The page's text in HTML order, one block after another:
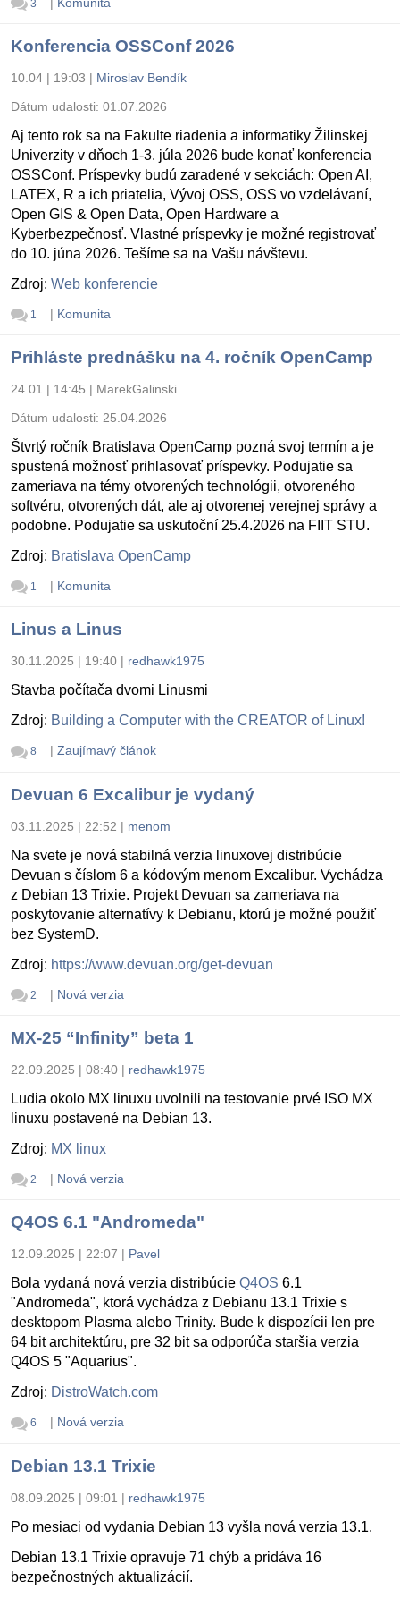
3
Konferencia OSSConf 2026
10.04 | 19:03 | Miroslav Bendík
Dátum udalosti: 01.07.2026
Aj tento rok sa na Fakulte riadenia a informatiky Žilinskej
Univerzity v dňoch 1-3. júla 2026 bude konať konferencia
OSSConf. Príspevky budú zaradené v sekciách: Open AI,
LATEX, R a ich priatelia, Vývoj OSS, OSS vo vzdelávaní,
Open GIS & Open Data, Open Hardware a
Kyberbezpečnosť. Vlastné príspevky je možné registrovať
do 10. júna 2026. Tešíme sa na Vašu návštevu.
Zdroj: Web konferencie
1 | Komunita
Prihláste prednášku na 4. ročník OpenCamp
24.01 | 14:45 | MarekGalinski
Dátum udalosti: 25.04.2026
Štvrtý ročník Bratislava OpenCamp pozná svoj termín a je
spustená možnosť prihlasovať príspevky. Podujatie sa
zameriava na témy otvorených technológii, otvoreného
softvéru, otvorených dát, ale aj otvorenej verejnej správy a
podobne. Podujatie sa uskutoční 25.4.2026 na FIIT STU.
Zdroj: Bratislava OpenCamp
1 | Komunita
Linus a Linus
30.11.2025 | 19:40 | redhawk1975
Stavba počítača dvomi Linusmi
Zdroj: Building a Computer with the CREATOR of Linux!
8 | Zaujímavý článok
Devuan 6 Excalibur je vydaný
03.11.2025 | 22:52 | menom
Na svete je nová stabilná verzia linuxovej distribúcie
Devuan s číslom 6 a kódovým menom Excalibur. Vychádza
z Debian 13 Trixie. Projekt Devuan sa zameriava na
poskytovanie alternatívy k Debianu, ktorú je možné použiť
bez SystemD.
Zdroj: https://www.devuan.org/get-devuan
2 | Nová verzia
MX-25 “Infinity” beta 1
22.09.2025 | 08:40 | redhawk1975
Ludia okolo MX linuxu uvolnili na testovanie prvé ISO MX
linuxu postavené na Debian 13.
Zdroj: MX linux
2 | Nová verzia
Q4OS 6.1 "Andromeda"
12.09.2025 | 22:07 | Pavel
Bola vydaná nová verzia distribúcie Q4OS 6.1
"Andromeda", ktorá vychádza z Debianu 13.1 Trixie s
desktopom Plasma alebo Trinity. Bude k dispozícii len pre
64 bit architektúru, pre 32 bit sa odporúča staršia verzia
Q4OS 5 "Aquarius".
Zdroj: DistroWatch.com
6 | Nová verzia
Debian 13.1 Trixie
08.09.2025 | 09:01 | redhawk1975
Po mesiaci od vydania Debian 13 vyšla nová verzia 13.1.
Debian 13.1 Trixie opravuje 71 chýb a pridáva 16
bezpečnostných aktualizácií.